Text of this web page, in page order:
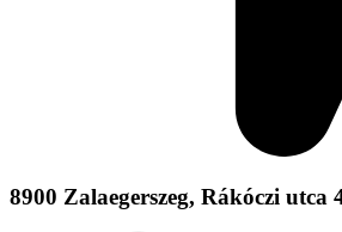
8900 Zalaegerszeg, Rákóczi utca